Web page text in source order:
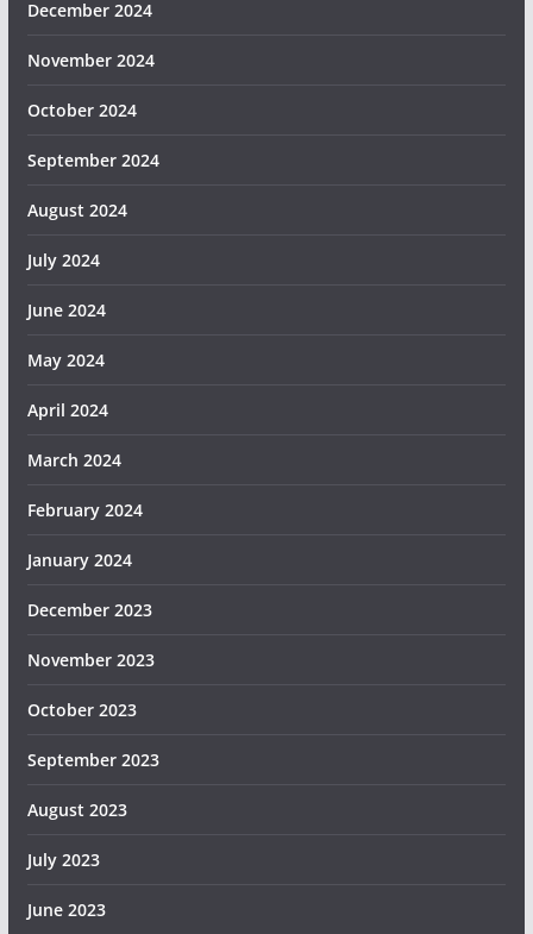
December 2024
November 2024
October 2024
September 2024
August 2024
July 2024
June 2024
May 2024
April 2024
March 2024
February 2024
January 2024
December 2023
November 2023
October 2023
September 2023
August 2023
July 2023
June 2023